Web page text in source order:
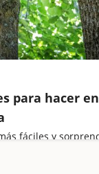
para hacer en